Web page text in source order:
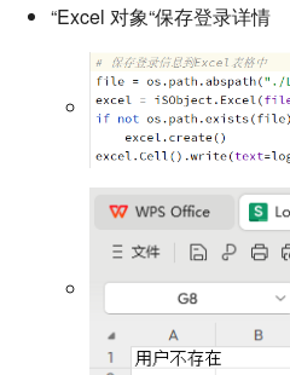
“Excel 对象“保存登录详情